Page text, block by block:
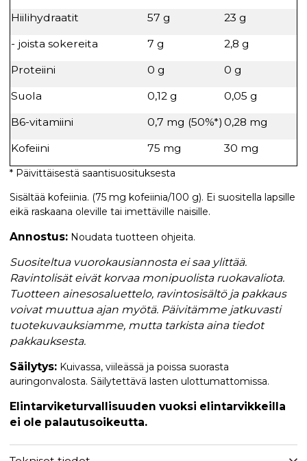
Hiilihydraatit 57 g
23 g
- joista sokereita
7 g
2,8 g
Proteiini
0 g
0 g
Suola
0,12 g
0,05 g
B6-vitamiini
0,7 mg (50%*) 0,28 mg
Kofeiini
75 mg 30 mg
* Päivittäisestä saantisuosituksesta
Sisältää kofeiinia. (75 mg kofeiinia/100 g). Ei suositella lapsille
eikä raskaana oleville tai imettäville naisille.
Annostus: Noudata tuotteen ohjeita.
Suositeltua vuorokausiannosta ei saa ylittää.
Ravintolisät eivät korvaa monipuolista ruokavaliota.
Tuotteen ainesosaluettelo, ravintosisältö ja pakkaus
voivat muuttua ajan myötä. Päivitämme jatkuvasti
tuotekuvauksiamme, mutta tarkista aina tiedot
pakkauksesta.
Säilytys: Kuivassa, viileässä ja poissa suorasta
auringonvalosta. Säilytettävä lasten ulottumattomissa.
Elintarviketurvallisuuden vuoksi elintarvikkeilla
ei ole palautusoikeutta.